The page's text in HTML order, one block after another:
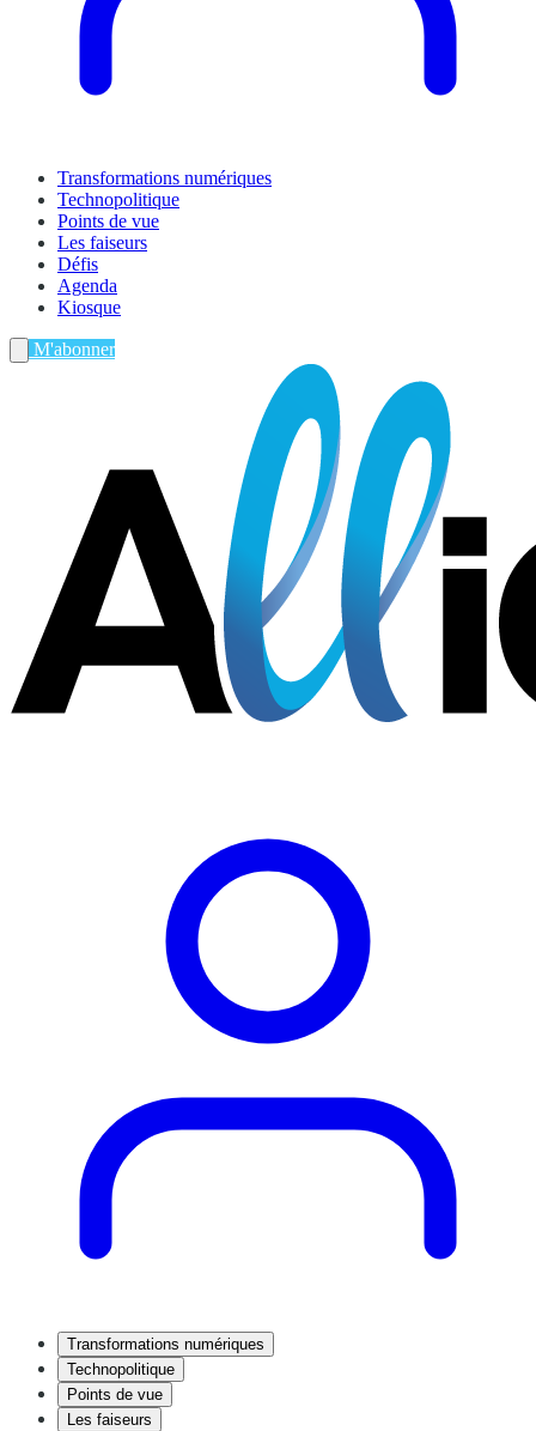
Transformations numériques
Technopolitique
Points de vue
Les faiseurs
Défis
Agenda
Kiosque
M'abonner
Transformations numériques
Technopolitique
Points de vue
Les faiseurs